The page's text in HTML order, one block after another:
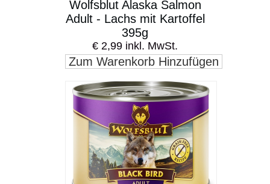
Wolfsblut Alaska Salmon
Adult - Lachs mit Kartoffel
395g
€ 2,99 inkl. MwSt.
Zum Warenkorb Hinzufügen